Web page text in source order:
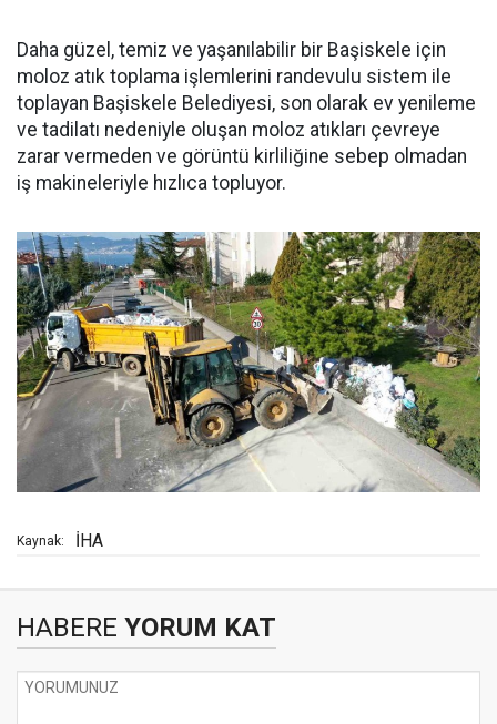
Daha güzel, temiz ve yaşanılabilir bir Başiskele için
moloz atık toplama işlemlerini randevulu sistem ile
toplayan Başiskele Belediyesi, son olarak ev yenileme
ve tadilatı nedeniyle oluşan moloz atıkları çevreye
zarar vermeden ve görüntü kirliliğine sebep olmadan
iş makineleriyle hızlıca topluyor.
Kaynak: İHA
HABERE YORUM KAT